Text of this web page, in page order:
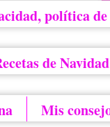
política de
de Navidad
Mis